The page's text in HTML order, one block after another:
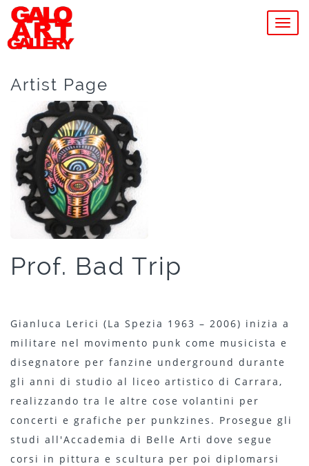
Artist Page
Prof. Bad Trip
Gianluca Lerici (La Spezia 1963 – 2006) inizia a
militare nel movimento punk come musicista e
disegnatore per fanzine underground durante
gli anni di studio al liceo artistico di Carrara,
realizzando tra le altre cose volantini per
concerti e grafiche per punkzines. Prosegue gli
studi all'Accademia di Belle Arti dove segue
corsi in pittura e scultura per poi diplomarsi